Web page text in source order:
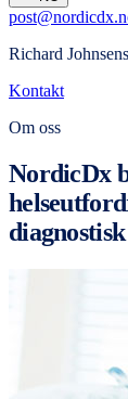
Richard
Kontakt
Om oss
NordicDx